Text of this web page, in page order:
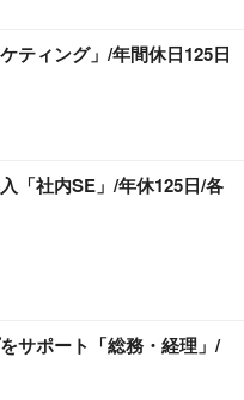
ティング」/年間休日125日
「社内SE」/年休125日/各
サポート「総務・経理」/